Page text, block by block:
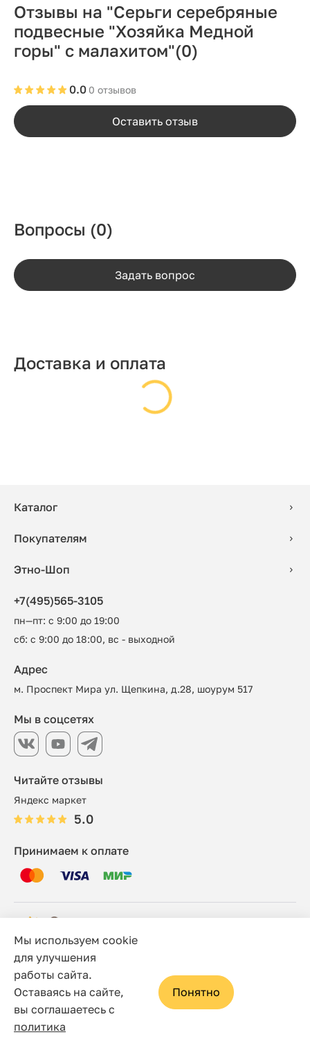
Отзывы на "Серьги серебряные
подвесные "Хозяйка Медной
горы" с малахитом"(0)
0 отзывов
0.0
Оставить отзыв
Вопросы (0)
Задать вопрос
Доставка и оплата
Каталог
Покупателям
Этно-Шоп
+7(495)565-3105
пн—пт: с 9:00 до 19:00
сб: с 9:00 до 18:00, вс - выходной
Читайте отзывы
Яндекс маркет
5.0
Адрес
м. Проспект Мира ул. Щепкина, д.28, шоурум 517
Принимаем к оплате
Мы в соцсетях
© 2006 - 2026 Этно-шоп, Интернет-магазин
Политика конфиденциальности
Сайт носит исключительно информационный характер, и
ни при каких условиях не является публичной офертой,
определяемой положениями статьи 437(2) Гражданского
Мы используем cookie
для улучшения
работы сайта.
Оставаясь на сайте,
вы соглашаетесь с
политика
Понятно